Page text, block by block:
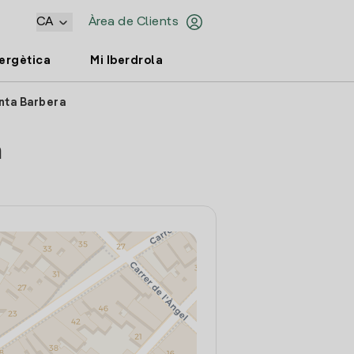
Àrea de Clients
CA
Mi Iberdrola
Barbera